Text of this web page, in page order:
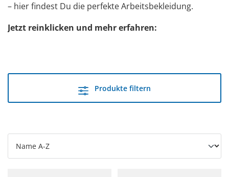
– hier findest Du die perfekte Arbeitsbekleidung.
Jetzt reinklicken und mehr erfahren:
Produkte filtern